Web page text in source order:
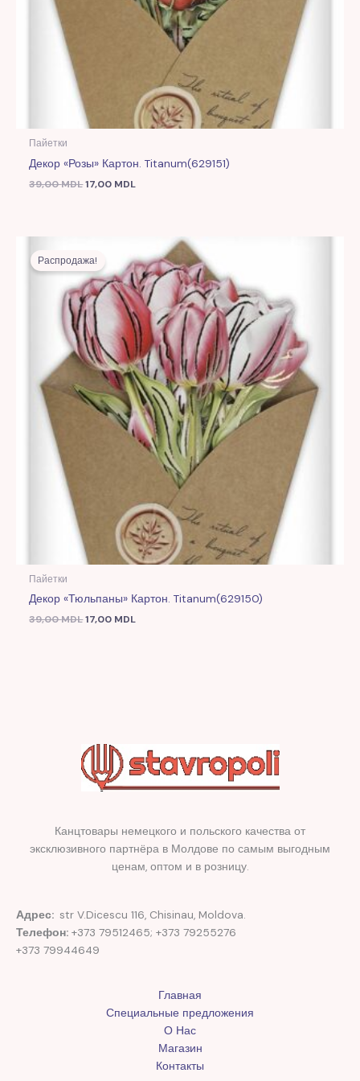
Пайетки
Декор «Розы» Картон. Titanum(629151)
39,00MDL17,00 MDL
Распродажа!
Пайетки
Декор «Тюльпаны» Картон. Titanum(629150)
39,00MDL
цена
составляла
39,00 MDL.
17,00 MDL
Текущая
цена:
17,00 MDL.
Канцтовары немецкого и польского качества от
эксклюзивного партнёра в Молдове по самым выгодным
ценам, оптом и в розницу.
Адрес: str V.Dicescu 116, Chisinau, Moldova.
Телефон: +373 79512465; +373 79255276
+373 79944649
Главная
Специальные предложения
О Нас
Магазин
Контакты